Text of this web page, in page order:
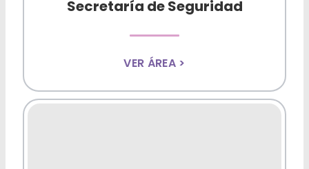
Secretaría de Seguridad
VER ÁREA >